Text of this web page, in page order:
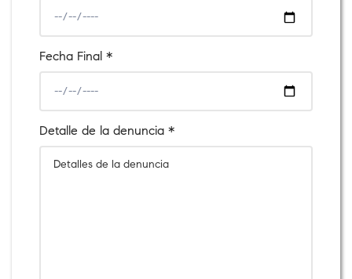
Fecha Final *
Detalle de la denuncia *